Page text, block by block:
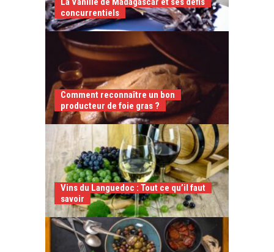
concurrentiels
Comment reconnaître un bon
producteur de foie gras ?
Vins du Languedoc : Tout ce qu’il faut
savoir